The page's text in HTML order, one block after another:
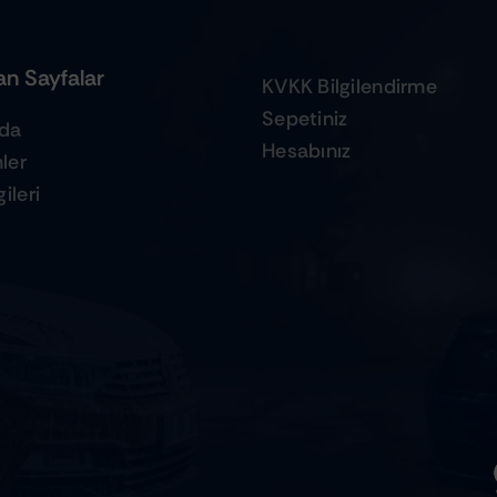
Sayfalar
KVKK Bilgilendirme
Sepetiniz
Hesabınız